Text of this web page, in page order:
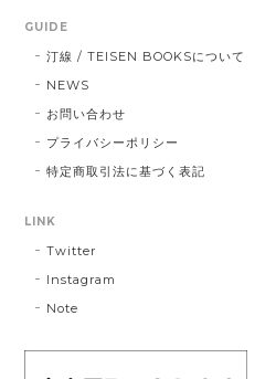
GUIDE
汀線 / TEISEN BOOKSについて
NEWS
お問い合わせ
プライバシーポリシー
特定商取引法に基づく表記
LINK
Twitter
Instagram
Note